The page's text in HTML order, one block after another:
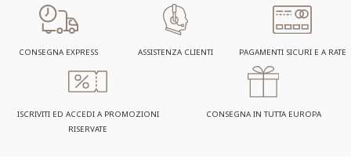
CONSEGNA EXPRESS ASSISTENZA CLIENTI PAGAMENTI SICURI E A RATE
ISCRIVITI ED ACCEDI A PROMOZIONI
RISERVATE
CONSEGNA IN TUTTA EUROPA